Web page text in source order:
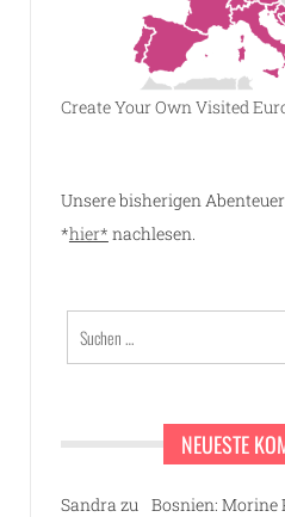
Create Your Own Visited
Unsere bisherigen
*hier* nachlesen.
Suchen
nach:
NEUESTE
Sandra zu Bosnien: Morine